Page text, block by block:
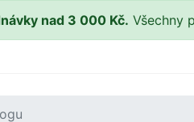
nad 3 000 Kč. Všechny